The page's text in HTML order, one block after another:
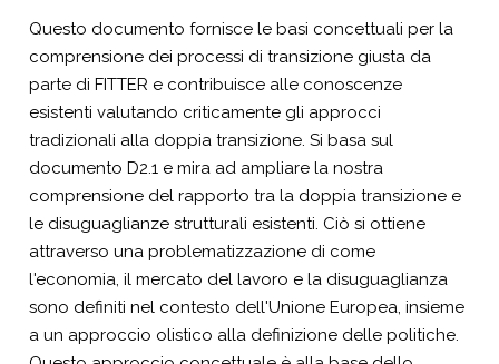
Questo documento fornisce le basi concettuali per la
comprensione dei processi di transizione giusta da
parte di FITTER e contribuisce alle conoscenze
esistenti valutando criticamente gli approcci
tradizionali alla doppia transizione. Si basa sul
documento D2.1 e mira ad ampliare la nostra
comprensione del rapporto tra la doppia transizione e
le disuguaglianze strutturali esistenti. Ciò si ottiene
attraverso una problematizzazione di come
l'economia, il mercato del lavoro e la disuguaglianza
sono definiti nel contesto dell'Unione Europea, insieme
a un approccio olistico alla definizione delle politiche.